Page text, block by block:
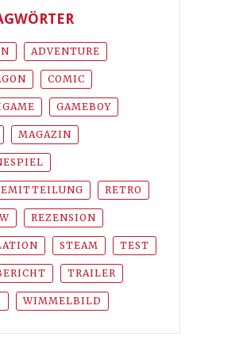
ADVENTURE
COMIC
GAMEBOY
MAGAZIN
RETRO
REZENSION
STEAM TEST
TRAILER
WIMMELBILD